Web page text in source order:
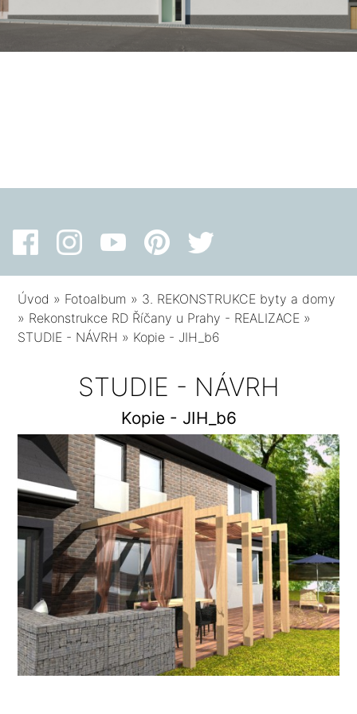
Úvod » Fotoalbum » 3. REKONSTRUKCE byty a domy
» Rekonstrukce RD Říčany u Prahy - REALIZACE »
STUDIE - NÁVRH » Kopie - JIH_b6
STUDIE - NÁVRH
Kopie - JIH_b6